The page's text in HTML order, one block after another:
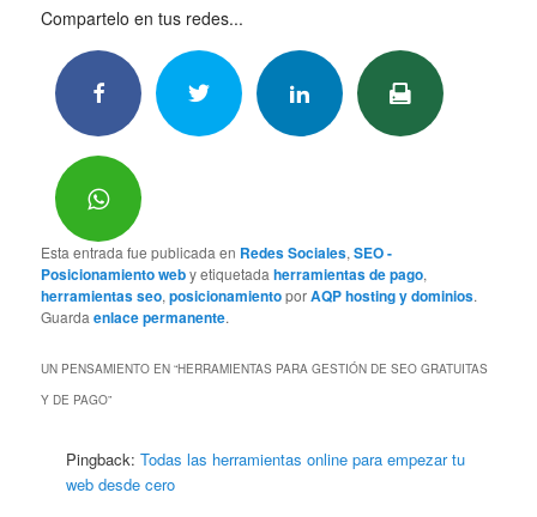
Compartelo en tus redes...
Esta entrada fue publicada en Redes Sociales,SEO -
Posicionamiento weby etiquetadaherramientas de pago,
herramientas seo,posicionamientoporAQP hosting y dominios.
Guardaenlace permanente.
UN PENSAMIENTO EN “HERRAMIENTAS PARA GESTIÓN DE SEO GRATUITAS
Y DE PAGO”
Pingback:Todas las herramientas online para empezar tu
web desde cero